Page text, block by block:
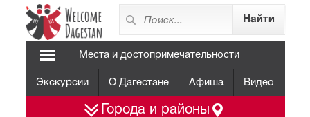
Места и достопримечательности
Экскурсии О Дагестане Афиша Видео
Города и районы